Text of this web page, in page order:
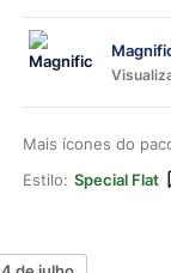
Mais ícones do
Estilo: Special Flat